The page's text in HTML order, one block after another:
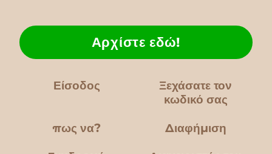
Είσοδος
Ξεχάσατε τον
κωδικό σας
πως να?
Αρχίστε εδώ!
Διαφήμιση